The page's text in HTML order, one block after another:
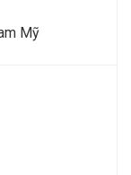
Mỹ